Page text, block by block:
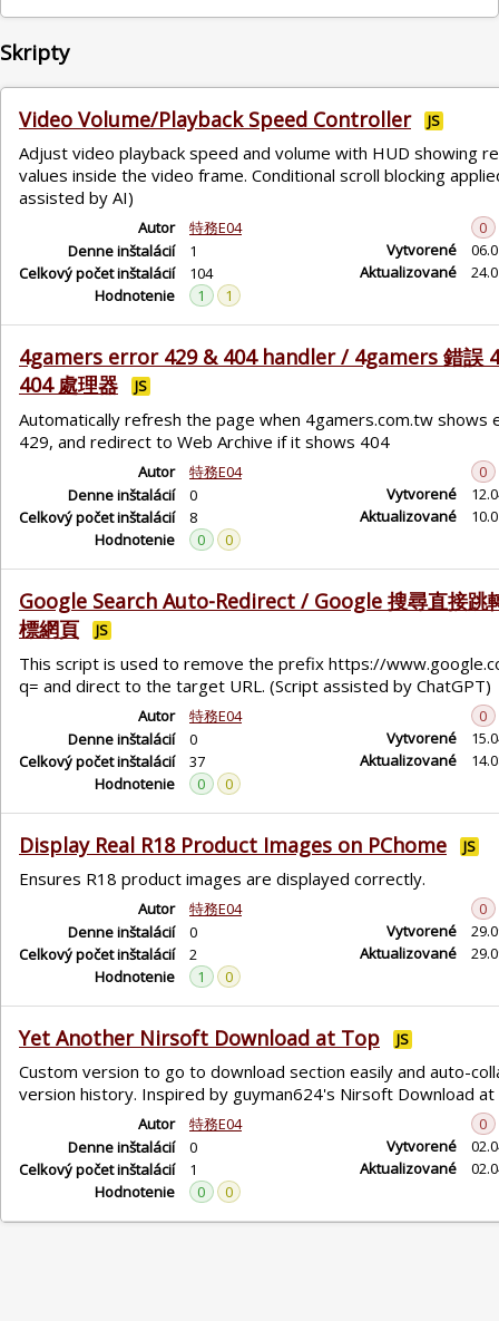
Skripty
Video Volume/Playback Speed Controller JS
Adjust video playback speed and volume with HUD showing
values inside the video frame. Conditional scroll blocking
assisted by AI)
Autor
特務E04
Denne inštalácií
1
Celkový počet inštalácií
104
Hodnotenie
1 1
0
Vytvorené
Aktualizované
4gamers error 429 & 404 handler / 4gamers 錯誤
404 處理器
JS
Automatically refresh the page when 4gamers.com.tw shows
429, and redirect to Web Archive if it shows 404
Autor
特務E04
Denne inštalácií
0
Celkový počet inštalácií
8
Hodnotenie
0 0
0
Vytvorené
Aktualizované
Google Search Auto-Redirect / Google 搜尋直接跳
標網頁
JS
This script is used to remove the prefix https://
q= and direct to the target URL. (Script assisted by ChatGPT)
Autor
特務E04
Denne inštalácií
0
Celkový počet inštalácií
37
Hodnotenie
0 0
0
Vytvorené
Aktualizované
Display Real R18 Product Images on PChome JS
Ensures R18 product images are displayed correctly.
Autor
特務E04
Denne inštalácií
0
Celkový počet inštalácií
2
Hodnotenie
1 0
0
Vytvorené
Aktualizované
Yet Another Nirsoft Download at Top JS
Custom version to go to download section easily and auto-
version history. Inspired by guyman624's Nirsoft Download at
Autor
特務E04
Denne inštalácií
0
Celkový počet inštalácií
1
Hodnotenie
0 0
0
Vytvorené
Aktualizované